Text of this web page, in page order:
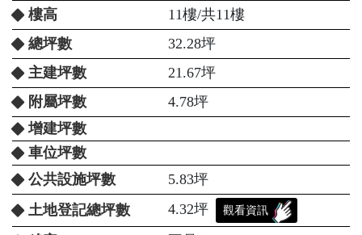
樓高
11樓/共11樓
總坪數
32.28坪
主建坪數
21.67坪
附屬坪數
4.78坪
增建坪數
車位坪數
公共設施坪數
5.83坪
土地登記總坪數
4.32坪 觀看資訊